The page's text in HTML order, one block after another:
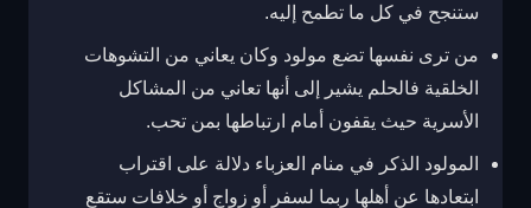
ستنجح في كل ما تطمح إليه.
من ترى نفسها تضع مولود وكان يعاني من التشوهات
الخلقية فالحلم يشير إلى أنها تعاني من المشاكل
الأسرية حيث يقفون أمام ارتباطها بمن تحب.
المولود الذكر في منام العزباء دلالة على اقتراب
ابتعادها عن أهلها ربما لسفر أو زواج أو خلافات ستقع